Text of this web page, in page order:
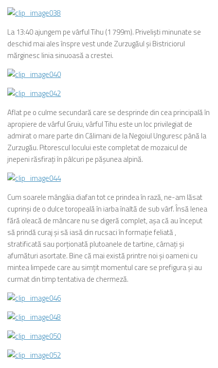
La 13:40 ajungem pe vârful Tihu (1 799m). Privelişti minunate se
deschid mai ales înspre vest unde Zurzugăul şi Bistriciorul
mărginesc linia sinuoasă a crestei.
Aflat pe o culme secundară care se desprinde din cea principală în
apropiere de vârful Gruiu, vârful Tihu este un loc privilegiat de
admirat o mare parte din Călimani de la Negoiul Unguresc până la
Zurzugău. Pitorescul locului este completat de mozaicul de
jnepeni răsfiraţi în pâlcuri pe păşunea alpină.
Cum soarele mângâia diafan tot ce prindea în rază, ne-am lăsat
cuprinşi de o dulce toropeală în iarba înaltă de sub vârf. Însă lenea
fără oleacă de mâncare nu se digeră complet, aşa că au început
să prindă curaj şi să iasă din rucsaci în formaţie feliată ,
stratificată sau porţionată plutoanele de tartine, cârnaţi şi
afumături asortate. Bine că mai există printre noi şi oameni cu
mintea limpede care au simţit momentul care se prefigura şi au
curmat din timp tentativa de chermeză.